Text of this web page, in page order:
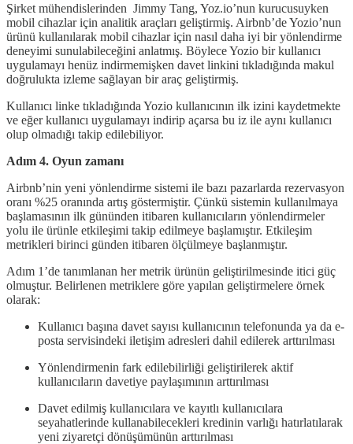
Şirket mühendislerinden Jimmy Tang, Yoz.io’nun kurucusuyken
mobil cihazlar için analitik araçları geliştirmiş. Airbnb’de Yozio’nun
ürünü kullanılarak mobil cihazlar için nasıl daha iyi bir yönlendirme
deneyimi sunulabileceğini anlatmış. Böylece Yozio bir kullanıcı
uygulamayı henüz indirmemişken davet linkini tıkladığında makul
doğrulukta izleme sağlayan bir araç geliştirmiş.
Kullanıcı linke tıkladığında Yozio kullanıcının ilk izini kaydetmekte
ve eğer kullanıcı uygulamayı indirip açarsa bu iz ile aynı kullanıcı
olup olmadığı takip edilebiliyor.
Adım 4. Oyun zamanı
Airbnb’nin yeni yönlendirme sistemi ile bazı pazarlarda rezervasyon
oranı %25 oranında artış göstermiştir. Çünkü sistemin kullanılmaya
başlamasının ilk gününden itibaren kullanıcıların yönlendirmeler
yolu ile ürünle etkileşimi takip edilmeye başlamıştır. Etkileşim
metrikleri birinci günden itibaren ölçülmeye başlanmıştır.
Adım 1’de tanımlanan her metrik ürünün geliştirilmesinde itici güç
olmuştur. Belirlenen metriklere göre yapılan geliştirmelere örnek
olarak:
Kullanıcı başına davet sayısı kullanıcının telefonunda ya da e-
posta servisindeki iletişim adresleri dahil edilerek arttırılması
Yönlendirmenin fark edilebilirliği geliştirilerek aktif
kullanıcıların davetiye paylaşımının arttırılması
Davet edilmiş kullanıcılara ve kayıtlı kullanıcılara
seyahatlerinde kullanabilecekleri kredinin varlığı hatırlatılarak
yeni ziyaretçi dönüşümünün arttırılması